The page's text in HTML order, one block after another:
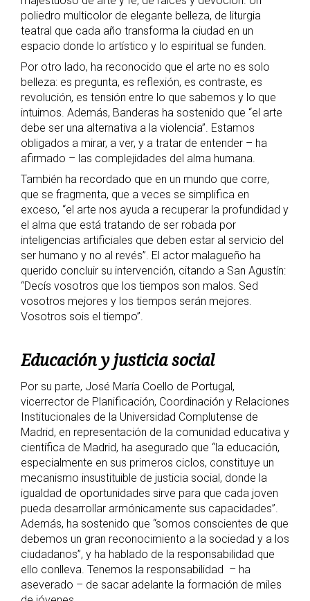
poliedro multicolor de elegante belleza, de liturgia
teatral que cada año transforma la ciudad en un
espacio donde lo artístico y lo espiritual se funden.
Por otro lado, ha reconocido que el arte no es solo
belleza: es pregunta, es reflexión, es contraste, es
revolución, es tensión entre lo que sabemos y lo que
intuimos. Además, Banderas ha sostenido que “el arte
debe ser una alternativa a la violencia”. Estamos
obligados a mirar, a ver, y a tratar de entender – ha
afirmado – las complejidades del alma humana.
También ha recordado que en un mundo que corre,
que se fragmenta, que a veces se simplifica en
exceso, “el arte nos ayuda a recuperar la profundidad y
el alma que está tratando de ser robada por
inteligencias artificiales que deben estar al servicio del
ser humano y no al revés”. El actor malagueño ha
querido concluir su intervención, citando a San Agustín:
“Decís vosotros que los tiempos son malos. Sed
vosotros mejores y los tiempos serán mejores.
Vosotros sois el tiempo”.
Educación y justicia social
Por su parte, José María Coello de Portugal,
vicerrector de Planificación, Coordinación y Relaciones
Institucionales de la Universidad Complutense de
Madrid, en representación de la comunidad educativa y
científica de Madrid, ha asegurado que “la educación,
especialmente en sus primeros ciclos, constituye un
mecanismo insustituible de justicia social, donde la
igualdad de oportunidades sirve para que cada joven
pueda desarrollar armónicamente sus capacidades”.
Además, ha sostenido que “somos conscientes de que
debemos un gran reconocimiento a la sociedad y a los
ciudadanos”, y ha hablado de la responsabilidad que
ello conlleva. Tenemos la responsabilidad – ha
aseverado – de sacar adelante la formación de miles